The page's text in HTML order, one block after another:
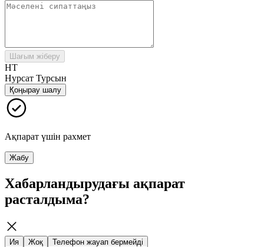
Шағым жіберу
НТ
Нурсат Турсын
Қоңырау шалу
Ақпарат үшін рахмет
Жабу
Хабарландырудағы ақпарат
расталдыма?
Ия Жоқ Телефон жауап бермейді